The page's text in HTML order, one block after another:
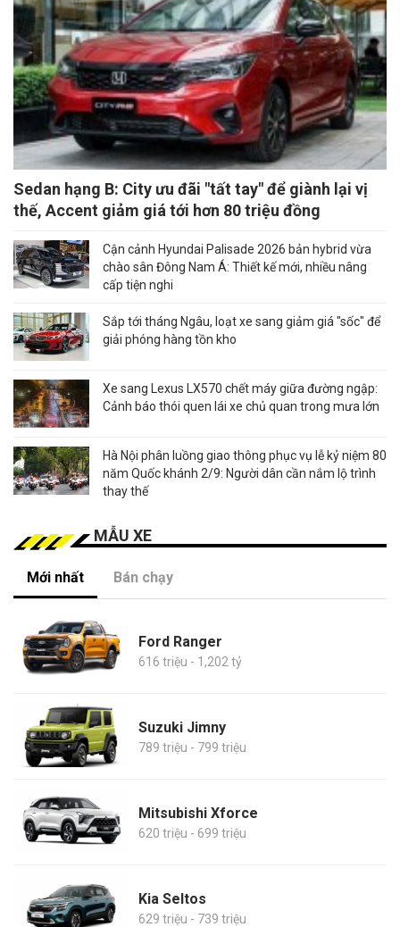
Sedan hạng B: City ưu đãi "tất tay" để giành lại vị
thế, Accent giảm giá tới hơn 80 triệu đồng
Cận cảnh Hyundai Palisade 2026 bản hybrid vừa
chào sân Đông Nam Á: Thiết kế mới, nhiều nâng
cấp tiện nghi
Sắp tới tháng Ngâu, loạt xe sang giảm giá "sốc" để
giải phóng hàng tồn kho
Xe sang Lexus LX570 chết máy giữa đường ngập:
Cảnh báo thói quen lái xe chủ quan trong mưa lớn
Hà Nội phân luồng giao thông phục vụ lễ kỷ niệm 80
năm Quốc khánh 2/9: Người dân cần nắm lộ trình
thay thế
MẪU XE
Mới nhất Bán chạy
Ford Ranger
616 triệu - 1,202 tỷ
Suzuki Jimny
789 triệu - 799 triệu
Mitsubishi Xforce
620 triệu - 699 triệu
Kia Seltos
629 triệu - 739 triệu